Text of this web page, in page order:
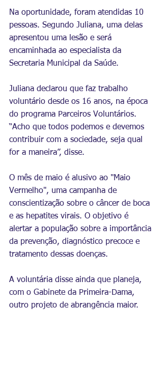
Na oportunidade, foram atendidas 10
pessoas. Segundo Juliana, uma delas
apresentou uma lesão e será
encaminhada ao especialista da
Secretaria Municipal da Saúde.
Juliana declarou que faz trabalho
voluntário desde os 16 anos, na época
do programa Parceiros Voluntários.
“Acho que todos podemos e devemos
contribuir com a sociedade, seja qual
for a maneira”, disse.
O mês de maio é alusivo ao "Maio
Vermelho", uma campanha de
conscientização sobre o câncer de boca
e as hepatites virais. O objetivo é
alertar a população sobre a importância
da prevenção, diagnóstico precoce e
tratamento dessas doenças.
A voluntária disse ainda que planeja,
com o Gabinete da Primeira-Dama,
outro projeto de abrangência maior.